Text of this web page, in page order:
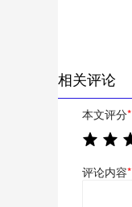
相关评论
本文评分*
评论内容*